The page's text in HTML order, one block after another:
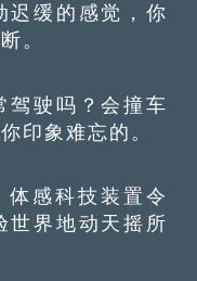
迟缓的感觉，你
。
驶吗？会撞车
印象难忘的。
感科技装置令
世界地动天摇所